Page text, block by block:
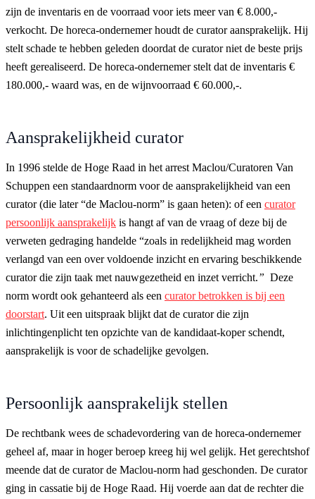
zijn de inventaris en de voorraad voor iets meer van € 8.000,-
verkocht. De horeca-ondernemer houdt de curator aansprakelijk. Hij
stelt schade te hebben geleden doordat de curator niet de beste prijs
heeft gerealiseerd. De horeca-ondernemer stelt dat de inventaris €
180.000,- waard was, en de wijnvoorraad € 60.000,-.
Aansprakelijkheid curator
In 1996 stelde de Hoge Raad in het arrest Maclou/Curatoren Van
Schuppen een standaardnorm voor de aansprakelijkheid van een
curator (die later “de Maclou-norm” is gaan heten): of een curator
persoonlijk aansprakelijk is hangt af van de vraag of deze bij de
verweten gedraging handelde “zoals in redelijkheid mag worden
verlangd van een over voldoende inzicht en ervaring beschikkende
curator die zijn taak met nauwgezetheid en inzet verricht.” Deze
norm wordt ook gehanteerd als een curator betrokken is bij een
doorstart. Uit een uitspraak blijkt dat de curator die zijn
inlichtingenplicht ten opzichte van de kandidaat-koper schendt,
aansprakelijk is voor de schadelijke gevolgen.
Persoonlijk aansprakelijk stellen
De rechtbank wees de schadevordering van de horeca-ondernemer
geheel af, maar in hoger beroep kreeg hij wel gelijk. Het gerechtshof
meende dat de curator de Maclou-norm had geschonden. De curator
ging in cassatie bij de Hoge Raad. Hij voerde aan dat de rechter die